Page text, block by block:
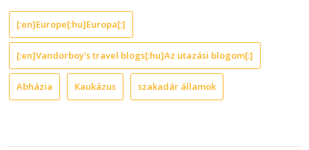
[:en]Europe[:hu]Europa[:]
[:en]Vandorboy's travel blogs[:hu]Az utazási blogom[:]
Abházia Kaukázus szakadár államok